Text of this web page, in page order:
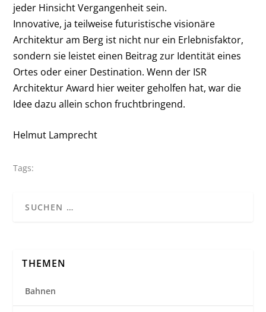
jeder Hinsicht Vergangenheit sein.
Innovative, ja teilweise futuristische visionäre
Architektur am Berg ist nicht nur ein Erlebnisfaktor,
sondern sie leistet einen Beitrag zur Identität eines
Ortes oder einer Destination. Wenn der ISR
Architektur Award hier weiter geholfen hat, war die
Idee dazu allein schon fruchtbringend.
Helmut Lamprecht
Tags:
THEMEN
Bahnen